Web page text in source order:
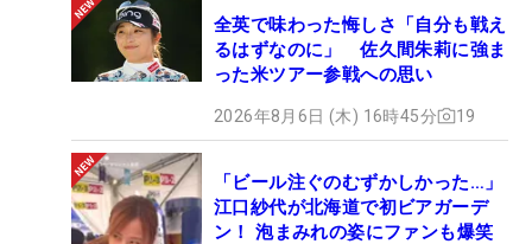
全英で味わった悔しさ「自分も戦え
るはずなのに」 佐久間朱莉に強ま
った米ツアー参戦への思い
2026年8月6日 (木) 16時45分 19
「ビール注ぐのむずかしかった…」
江口紗代が北海道で初ビアガーデ
ン！ 泡まみれの姿にファンも爆笑